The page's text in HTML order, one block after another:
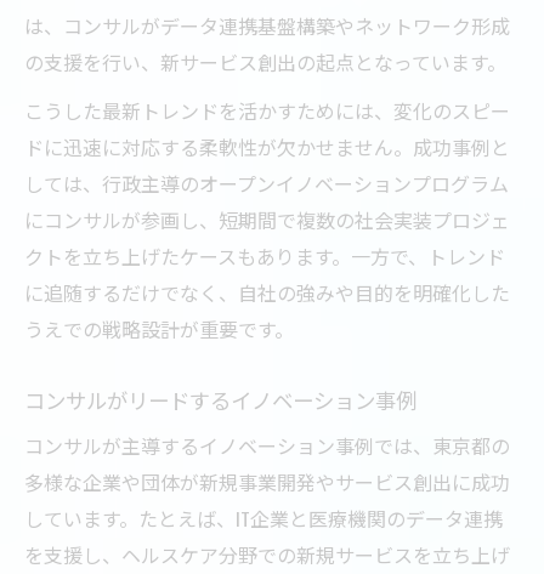
は、コンサルがデータ連携基盤構築やネットワーク形成
の支援を行い、新サービス創出の起点となっています。
こうした最新トレンドを活かすためには、変化のスピー
ドに迅速に対応する柔軟性が欠かせません。成功事例と
しては、行政主導のオープンイノベーションプログラム
にコンサルが参画し、短期間で複数の社会実装プロジェ
クトを立ち上げたケースもあります。一方で、トレンド
に追随するだけでなく、自社の強みや目的を明確化した
うえでの戦略設計が重要です。
コンサルがリードするイノベーション事例
コンサルが主導するイノベーション事例では、東京都の
多様な企業や団体が新規事業開発やサービス創出に成功
しています。たとえば、IT企業と医療機関のデータ連携
を支援し、ヘルスケア分野での新規サービスを立ち上げ